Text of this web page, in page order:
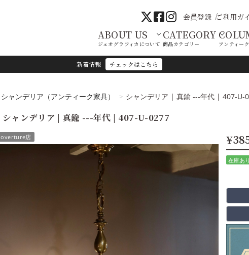
新着情報 チェックはこちら
会員登録 ご利用ガ
ABOUT US
ジェオグラフィカについて
CATEGORY
商品カテゴリー アンティー
シャンデリア（アンティーク家具） シャンデリア | 真鍮 ---年代 | 407-U-
シャンデリア | 真鍮 ---年代 | 407-U-0277
overture店
在庫あり